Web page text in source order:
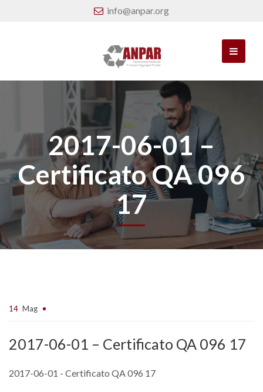
info@anpar.org
2017-06-01 –
Certificato QA 096
17
14 Mag
2017-06-01 – Certificato QA 096 17
2017-06-01 - Certificato QA 096 17